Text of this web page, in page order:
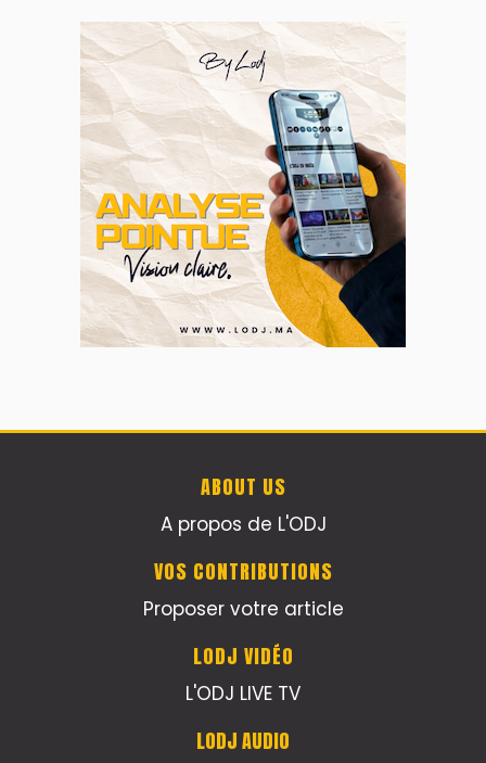
ABOUT US
A propos de L'ODJ
VOS CONTRIBUTIONS
Proposer votre article
LODJ VIDÉO
L'ODJ LIVE TV
LODJ AUDIO